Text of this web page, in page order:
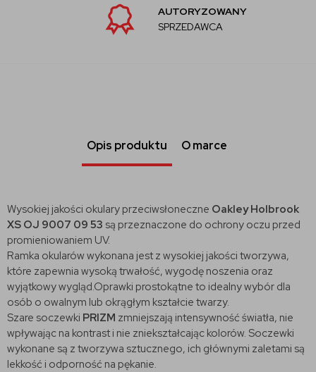
AUTORYZOWANY
SPRZEDAWCA
Opis produktu O marce
Wysokiej jakości okulary przeciwsłoneczne Oakley Holbrook
XS OJ 9007 09 53 są przeznaczone do ochrony oczu przed
promieniowaniem UV.
Ramka okularów wykonana jest z wysokiej jakości tworzywa,
które zapewnia wysoką trwałość, wygodę noszenia oraz
wyjątkowy wygląd.Oprawki prostokątne to idealny wybór dla
osób o owalnym lub okrągłym kształcie twarzy.
Szare soczewki PRIZM zmniejszają intensywność światła, nie
wpływając na kontrast i nie zniekształcając kolorów. Soczewki
wykonane są z tworzywa sztucznego, ich głównymi zaletami są
lekkość i odporność na pękanie.